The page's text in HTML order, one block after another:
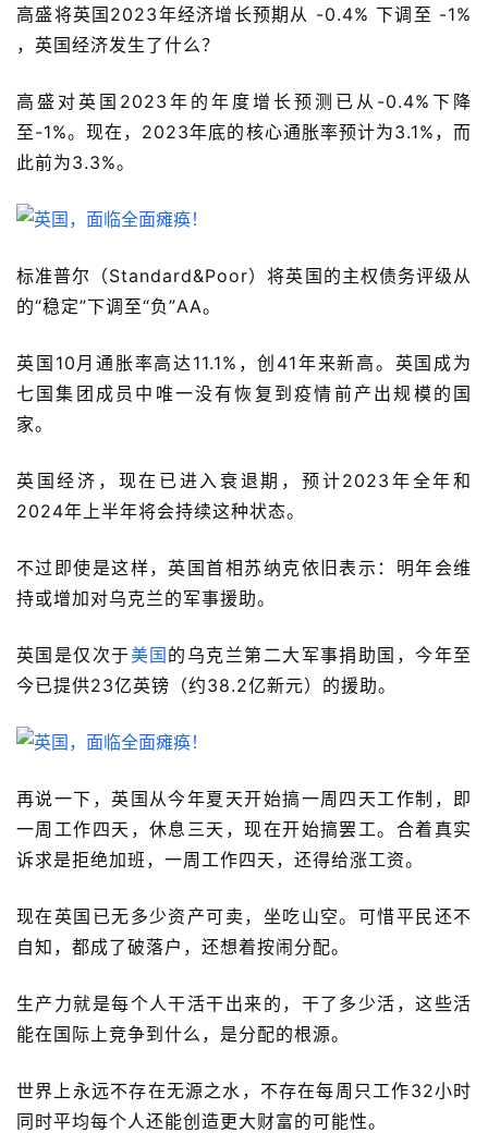
高盛将英国2023年经济增长预期从 -0.4% 下调至 -1%
，英国经济发生了什么？
高盛对英国2023年的年度增长预测已从-0.4%下降
至-1%。现在，2023年底的核心通胀率预计为3.1%，而
此前为3.3%。
标准普尔（Standard&Poor）将英国的主权债务评级从
的“稳定”下调至“负”AA。
英国10月通胀率高达11.1%，创41年来新高。英国成为
七国集团成员中唯一没有恢复到疫情前产出规模的国
家。
英国经济，现在已进入衰退期，预计2023年全年和
2024年上半年将会持续这种状态。
不过即使是这样，英国首相苏纳克依旧表示： 明年会维
持或增加对乌克兰的军事援助。
英国是仅次于美国的乌克兰第二大军事捐助国，今年至
今已提供23亿英镑（约38.2亿新元）的援助。
再说一下，英国从今年夏天开始搞一周四天工作制，即
一周工作四天，休息三天，现在开始搞罢工。合着真实
诉求是拒绝加班，一周工作四天，还得给涨工资。
现在英国已无多少资产可卖，坐吃山空。可惜平民还不
自知，都成了破落户，还想着按闹分配。
生产力就是每个人干活干出来的，干了多少活，这些活
能在国际上竞争到什么，是分配的根源。
世界上永远不存在无源之水，不存在每周只工作32小时
同时平均每个人还能创造更大财富的可能性。